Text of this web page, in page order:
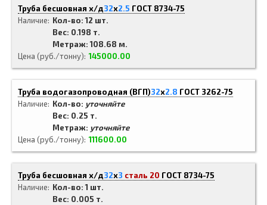
Труба бесшовная х/д32x2.5 ГОСТ 8734-75
Наличие
Кол-во: 12 шт.
Вес: 0.198 т.
Метраж: 108.68 м.
Цена (руб./тонну) 145000.00
Труба водогазопроводная (ВГП)32x2.8 ГОСТ 3262-75
Наличие
Кол-во: уточняйте
Вес: 0.25 т.
Метраж: уточняйте
Цена (руб./тонну) 111600.00
Труба бесшовная х/д32x3 сталь 20 ГОСТ 8734-75
Наличие
Кол-во: 1 шт.
Вес: 0.005 т.